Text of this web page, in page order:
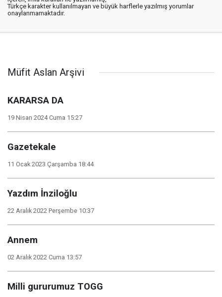
Türkçe karakter kullanılmayan ve büyük harflerle yazılmış yorumlar
onaylanmamaktadır.
Müfit Aslan Arşivi
KARARSA DA
19 Nisan 2024 Cuma 15:27
Gazetekale
11 Ocak 2023 Çarşamba 18:44
Yazdım İnziloğlu
22 Aralık 2022 Perşembe 10:37
Annem
02 Aralık 2022 Cuma 13:57
Milli gururumuz TOGG